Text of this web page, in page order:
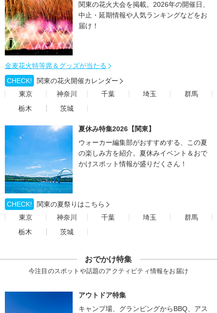
関東の花火大会を掲載。2026年の開催日、
中止・延期情報や人気ランキングなどをお
届け！
金麦花火特等席＆グッズが当たる
CHECK!
関東の花火開催カレンダー
東京
神奈川 千葉 埼玉
群馬
栃木
茨城
夏休み特集2026【関東】
ウォーカー編集部がおすすめする、この夏
の楽しみ方を紹介。夏休みイベント＆おで
かけスポット情報が盛りだくさん！
CHECK!
関東の夏祭りはこちら
東京
神奈川 千葉 埼玉
群馬
栃木
茨城
おでかけ特集
今注目のスポットや話題のアクティビティ情報をお届け
アウトドア特集
キャンプ場、グランピングからBBQ、アス